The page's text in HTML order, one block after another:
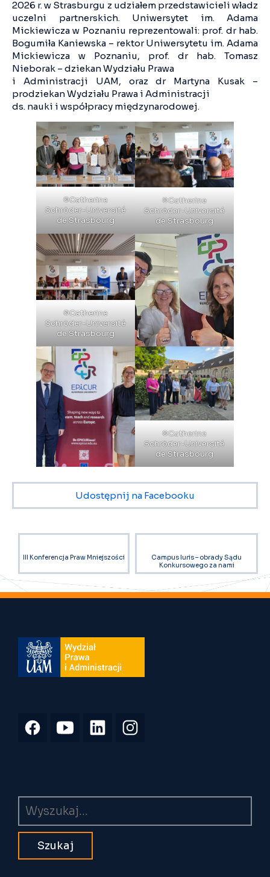
2026 r. w Strasburgu z udziałem przedstawicieli władz
uczelni partnerskich. Uniwersytet im. Adama
Mickiewicza w Poznaniu reprezentowali: prof. dr hab.
Bogumiła Kaniewska – rektor Uniwersytetu im. Adama
Mickiewicza w Poznaniu, prof. dr hab. Tomasz
Nieborak – dziekan Wydziału Prawa
i Administracji UAM, oraz dr Martyna Kusak –
prodziekan Wydziału Prawa i Administracji
ds. nauki i współpracy międzynarodowej.
©Catherine
Schröder-Université
de Strasbourg
©Catherine
Schröder-Université
de Strasbourg
©Catherine
Schröder-Université
de Strasbourg
©Catherine
Schröder-Université
de Strasbourg
Udostępnij na Facebooku
III Konferencja Praw Mniejszości
Campus Iuris – obrady Sądu
Konkursowego za nami